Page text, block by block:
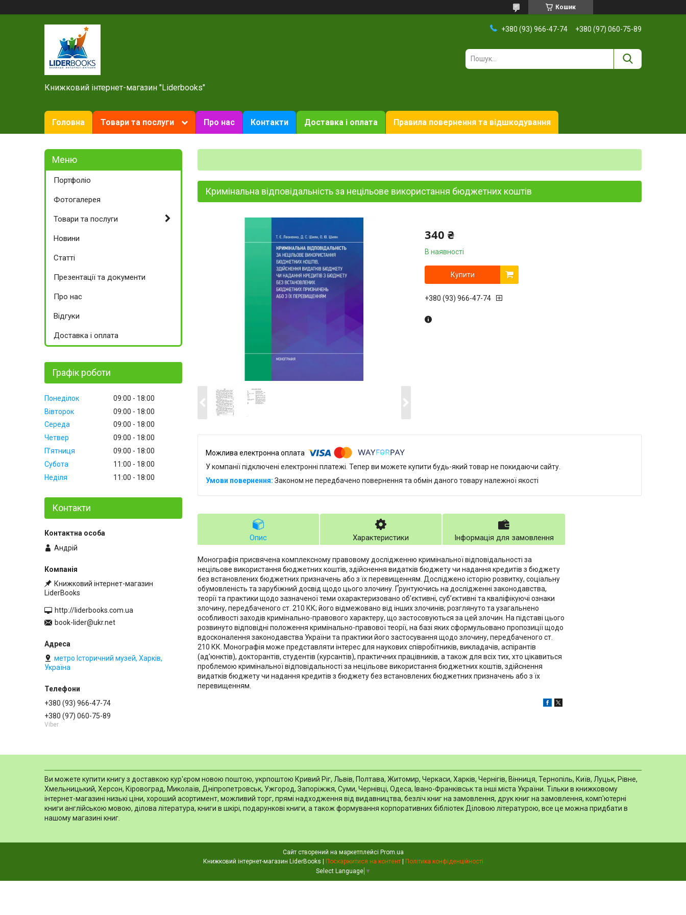
Кошик
Книжковий інтернет-магазин "Liderbooks"
+380 (93) 966-47-74 +380 (97) 060-75-89
Головна Товари та послуги Про нас Контакти Доставка і оплата Правила повернення та відшкодування
Кримінальна відповідальність за нецільове використання бюджетних коштів
340 ₴
В наявності
Купити
+380 (93) 966-47-74
У компанії підключені електронні платежі. Тепер ви можете купити будь-який товар не покидаючи сайту.
Законом не передбачено повернення та обмін даного товару належної якості
Опис Характеристики Інформація для замовлення
Монографія присвячена комплексному правовому дослідженню кримінальної відповідальності за
нецільове використання бюджетних коштів, здійснення видатків бюджету чи надання кредитів з бюджету
без встановлених бюджетних призначень або з їх перевищенням. Досліджено історію розвитку, соціальну
обумовленість та зарубіжний досвід щодо цього злочину. Ґрунтуючись на дослідженні законодавства,
теорії та практики щодо зазначеної теми охарактеризовано об’єктивні, суб’єктивні та кваліфікуючі ознаки
злочину, передбаченого ст. 210 КК; його відмежовано від інших злочинів; розглянуто та узагальнено
особливості заходів кримінально-правового характеру, що застосовуються за цей злочин. На підставі цього
розвинуто відповідні положення кримінально-правової теорії, на базі яких сформульовано пропозиції щодо
вдосконалення законодавства України та практики його застосування щодо злочину, передбаченого ст.
210 КК. Монографія може представляти інтерес для наукових співробітників, викладачів, аспірантів
(ад’юнктів), докторантів, студентів (курсантів), практичних працівників, а також для всіх тих, хто цікавиться
проблемою кримінальної відповідальності за нецільове використання бюджетних коштів, здійснення
видатків бюджету чи надання кредитів з бюджету без встановлених бюджетних призначень або з їх
перевищенням.
Портфоліо
Фотогалерея
Товари та послуги
Новини
Статті
Презентації та документи
Про нас
Відгуки
Доставка і оплата
Графік роботи
Понеділок 09:00
18:00
Вівторок
09:00
18:00
Середа
09:00
18:00
Четвер
09:00
18:00
Пʼятниця
09:00
18:00
Субота
11:00
18:00
Неділя
11:00 18:00
Контакти
Андрій
Книжковий інтернет-магазин
LiderBooks
http://liderbooks.com.ua
book-lider@ukr.net
метро Історичний музей, Харків,
Україна
+380 (93) 966-47-74
+380 (97) 060-75-89
Viber
Ви можете купити книгу з доставкою кур'єром новою поштою, укрпоштою Кривий Ріг, Львів, Полтава, Житомир, Черкаси, Харків, Чернігів, Вінниця, Тернопіль, Київ, Луцьк, Рівне,
Хмельницький, Херсон, Кіровоград, Миколаїв, Дніпропетровськ, Ужгород, Запоріжжя, Суми, Чернівці, Одеса, Івано-Франківськ та інші міста України. Тільки в книжковому
інтернет-магазині низькі ціни, хороший асортимент, можливий торг, прямі надходження від видавництва, безліч книг на замовлення, друк книг на замовлення, комп'ютерні
книги англійською мовою, ділова література, книги в шкірі, подарункові книги, а також формування корпоративних бібліотек Діловою літературою, все це можна придбати в
нашому магазині книг.
Сайт створений на маркетплейсі Prom.ua
Поскаржитися на контент
Політика конфіденційності
Select Language ▼